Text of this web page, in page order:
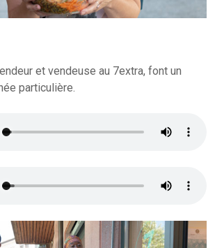
et vendeuse au 7extra, font un
particulière.